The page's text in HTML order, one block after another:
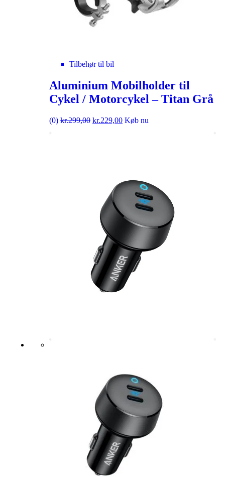
Tilbehør til bil
Aluminium Mobilholder til
Cykel / Motorcykel – Titan Grå
(0) kr.299,00 kr.229,00 Køb nu